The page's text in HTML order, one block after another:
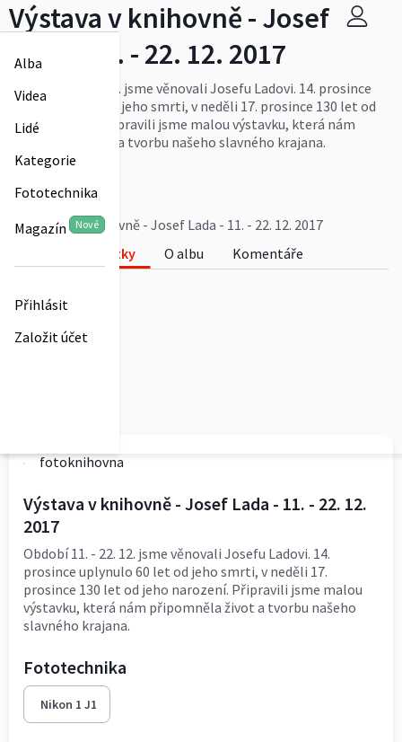
Alba
Videa
Lidé
Kategorie
Fototechnika
Magazín Nové
Přihlásit
Založit účet
Výstava v knihovně - Josef
Lada - 11. - 22. 12. 2017
Období 11. - 22. 12. jsme věnovali Josefu Ladovi. 14. prosince
uplynulo 60 let od jeho smrti, v neděli 17. prosince 130 let od
jeho narození. Připravili jsme malou výstavku, která nám
připomněla život a tvorbu našeho slavného krajana.
Více
0
Výstava v knihovně - Josef Lada - 11. - 22. 12. 2017
Fotky
O albu
Komentáře
fotoknihovna
Výstava v knihovně - Josef Lada - 11. - 22. 12.
2017
Období 11. - 22. 12. jsme věnovali Josefu Ladovi. 14.
prosince uplynulo 60 let od jeho smrti, v neděli 17.
prosince 130 let od jeho narození. Připravili jsme malou
výstavku, která nám připomněla život a tvorbu našeho
slavného krajana.
Fototechnika
Nikon 1 J1